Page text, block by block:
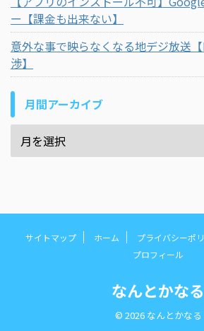
ー【課金も出来ない】
意外な事で映らなくなる地デジ放送
渉】
月間アーカイブ
サイトマップ ホーム プライバシーポ
プロフィール
なんとかなる
© 2026 なんとかなる